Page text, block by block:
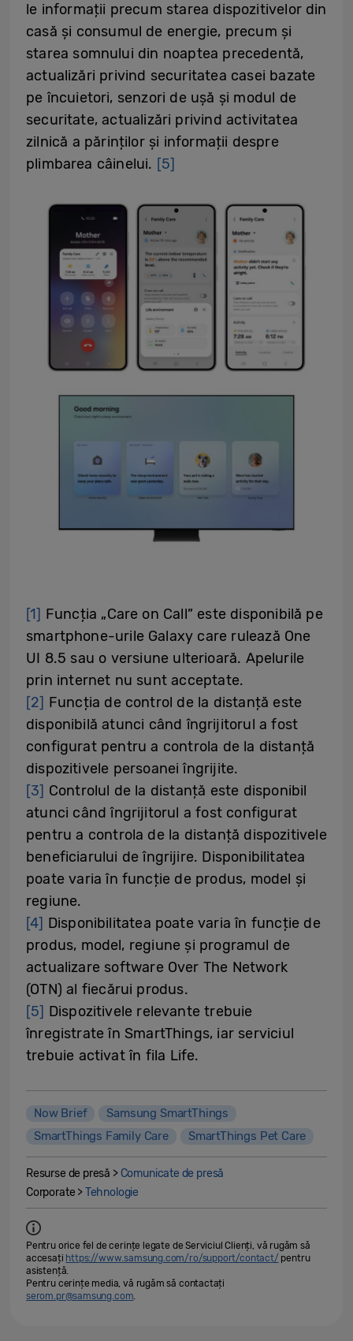
le informații precum starea dispozitivelor din
casă și consumul de energie, precum și
starea somnului din noaptea precedentă,
actualizări privind securitatea casei bazate
pe încuietori, senzori de ușă și modul de
securitate, actualizări privind activitatea
zilnică a părinților și informații despre
plimbarea câinelui. [5]
[1] Funcția „Care on Call” este disponibilă pe
smartphone-urile Galaxy care rulează One
UI 8.5 sau o versiune ulterioară. Apelurile
prin internet nu sunt acceptate.
[2] Funcția de control de la distanță este
disponibilă atunci când îngrijitorul a fost
configurat pentru a controla de la distanță
dispozitivele persoanei îngrijite.
[3] Controlul de la distanță este disponibil
atunci când îngrijitorul a fost configurat
pentru a controla de la distanță dispozitivele
beneficiarului de îngrijire. Disponibilitatea
poate varia în funcție de produs, model și
regiune.
[4] Disponibilitatea poate varia în funcție de
produs, model, regiune și programul de
actualizare software Over The Network
(OTN) al fiecărui produs.
[5] Dispozitivele relevante trebuie
înregistrate în SmartThings, iar serviciul
trebuie activat în fila Life.
Now Brief
Samsung SmartThings
SmartThings Family Care
SmartThings Pet Care
Resurse de presă > Comunicate de presă
Corporate >Tehnologie
Pentru orice fel de cerințe legate de Serviciul Clienți, vă rugăm să
accesați https://www.samsung.com/ro/support/contact/ pentru
asistență.
Pentru cerințe media, vă rugăm să contactați
serom.pr@samsung.com